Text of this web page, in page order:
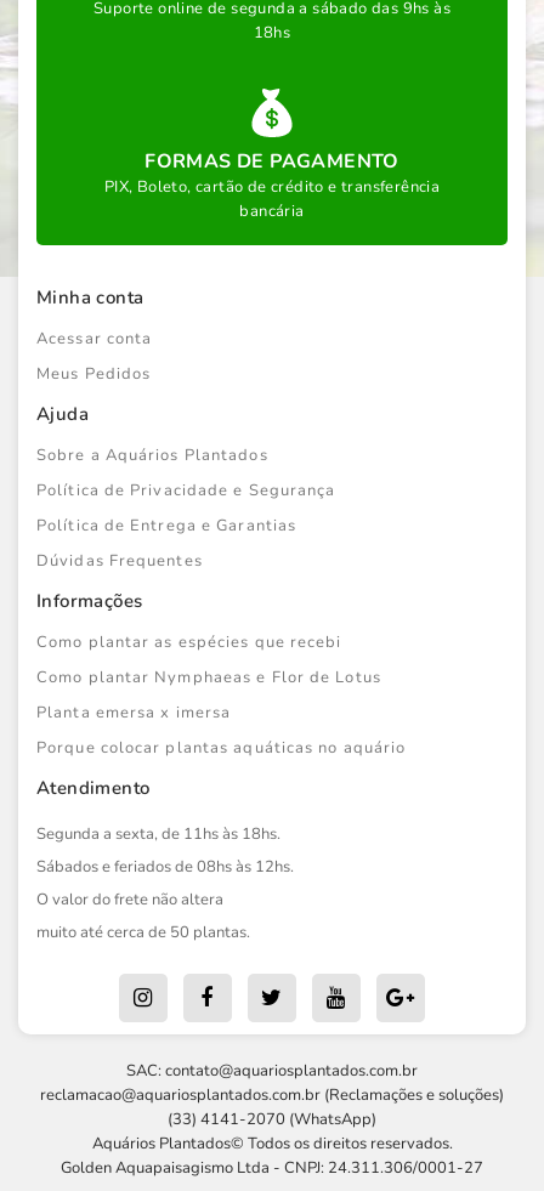
Suporte online de segunda a sábado das 9hs às
18hs
FORMAS DE PAGAMENTO
PIX, Boleto, cartão de crédito e transferência
bancária
Minha conta
Acessar conta
Meus Pedidos
Ajuda
Sobre a Aquários Plantados
Política de Privacidade e Segurança
Política de Entrega e Garantias
Dúvidas Frequentes
Informações
Como plantar as espécies que recebi
Como plantar Nymphaeas e Flor de Lotus
Planta emersa x imersa
Porque colocar plantas aquáticas no aquário
Atendimento
Segunda a sexta, de 11hs às 18hs.
Sábados e feriados de 08hs às 12hs.
O valor do frete não altera
muito até cerca de 50 plantas.
SAC: contato@aquariosplantados.com.br
reclamacao@aquariosplantados.com.br (Reclamações e soluções)
(33) 4141-2070 (WhatsApp)
Aquários Plantados© Todos os direitos reservados.
Golden Aquapaisagismo Ltda - CNPJ: 24.311.306/0001-27